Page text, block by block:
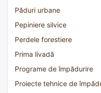
Păduri urbane
Pepiniere silvice
Perdele forestiere
Prima livadă
Programe de împădurire
Proiecte tehnice de